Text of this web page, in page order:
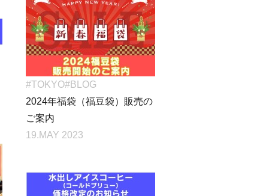
#TOKYO#BLOG
2024年福袋（福豆袋）販売の
ご案内
19.MAY 2023